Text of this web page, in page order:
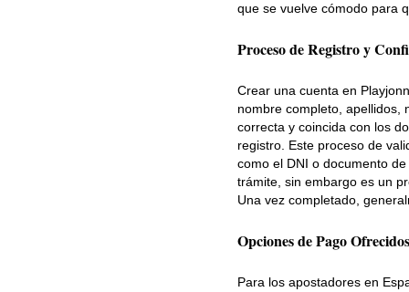
que se vuelve cómodo para
Proceso de Registro y
Crear una cuenta en
nombre completo, apellidos,
correcta y coincida con los
registro. Este proceso de
como el DNI o documento
trámite, sin embargo es un
Una vez completado,
Opciones de Pago
Para los apostadores en